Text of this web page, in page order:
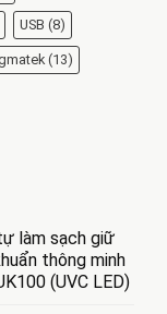
USB (8)
(13)
làm sạch giữ
thông minh
(UVC LED)